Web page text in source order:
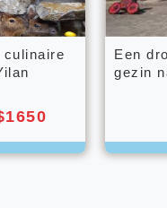
culinaire
Een
gezin